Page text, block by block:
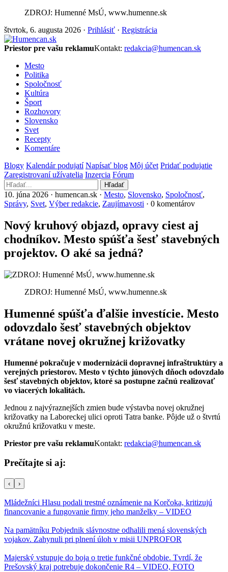
ZDROJ: Humenné MsÚ, www.humenne.sk
štvrtok, 6. augusta 2026 · Prihlásiť · Registrácia
Priestor pre vašu reklamuKontakt: redakcia@humencan.sk
Mesto
Politika
Spoločnosť
Kultúra
Šport
Rozhovory
Slovensko
Svet
Recepty
Komentáre
Blogy Kalendár podujatí Napísať blog Môj účet Pridať podujatie
Zaregistrovaní užívatelia Inzercia Fórum
Hľadať
10. júna 2026 · humencan.sk · Mesto, Slovensko, Spoločnosť,
Správy, Svet, Výber redakcie, Zaujímavosti · 0 komentárov
Nový kruhový objazd, opravy ciest aj
chodníkov. Mesto spúšťa šesť stavebných
projektov. O aké sa jedná?
ZDROJ: Humenné MsÚ, www.humenne.sk
Humenné spúšťa ďalšie investície. Mesto
odovzdalo šesť stavebných objektov
vrátane novej okružnej križovatky
Humenné pokračuje v modernizácii dopravnej infraštruktúry a
verejných priestorov. Mesto v týchto júnových dňoch odovzdalo
šesť stavebných objektov, ktoré sa postupne začnú realizovať
vo viacerých lokalitách.
Jednou z najvýraznejších zmien bude výstavba novej okružnej
križovatky na Laboreckej ulici oproti Tatra banke. Pôjde už o štvrtú
okružnú križovatku v meste.
Priestor pre vašu reklamuKontakt: redakcia@humencan.sk
Prečítajte si aj:
‹ ›
Mládežníci Hlasu podali trestné oznámenie na Korčoka, kritizujú
financovanie a fungovanie firmy jeho manželky – VIDEO
Na pamätníku Pobjednik slávnostne odhalili mená slovenských
vojakov. Zahynuli pri plnení úloh v misii UNPROFOR
Majerský vstupuje do boja o tretie funkčné obdobie. Tvrdí, že
Prešovský kraj potrebuje dokončenie R4 – VIDEO, FOTO